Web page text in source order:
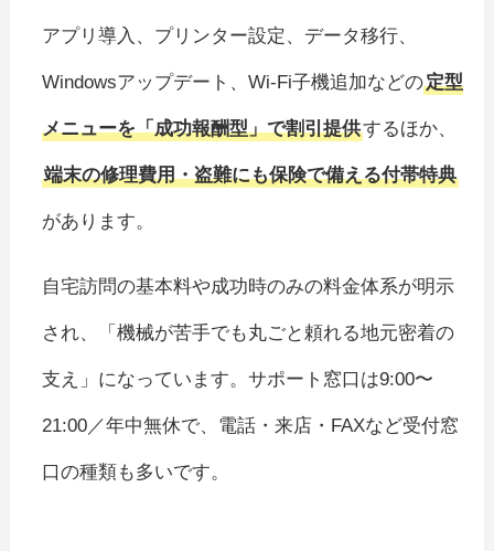
アプリ導入、プリンター設定、データ移行、
Windowsアップデート、Wi-Fi子機追加などの定型
メニューを「成功報酬型」で割引提供するほか、
端末の修理費用・盗難にも保険で備える付帯特典
があります。
自宅訪問の基本料や成功時のみの料金体系が明示
され、「機械が苦手でも丸ごと頼れる地元密着の
支え」になっています。サポート窓口は9:00〜
21:00／年中無休で、電話・来店・FAXなど受付窓
口の種類も多いです。